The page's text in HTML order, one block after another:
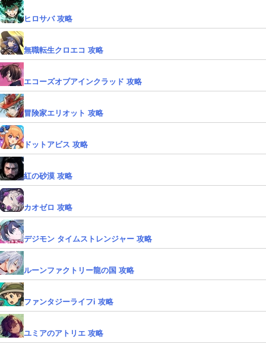
ヒロサバ 攻略
無職転生クロエコ 攻略
エコーズオブアインクラッド 攻略
冒険家エリオット 攻略
ドットアビス 攻略
紅の砂漠 攻略
カオゼロ 攻略
デジモン タイムストレンジャー 攻略
ルーンファクトリー龍の国 攻略
ファンタジーライフi 攻略
ユミアのアトリエ 攻略